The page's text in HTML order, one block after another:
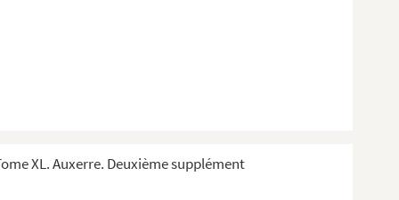
XL. Auxerre. Deuxième supplément